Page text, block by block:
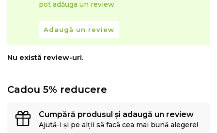
pot adăuga un review.
Adaugă un review
Nu există review-uri.
Cadou 5% reducere
Cumpără produsul și adaugă un review
Ajută-i și pe alții să facă cea mai bună alegere!